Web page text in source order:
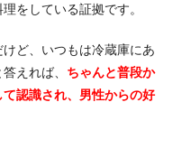
をしている証拠です。
けど、いつもは冷蔵庫にあ
えれば、 ちゃんと普段か
認識され、男性からの好